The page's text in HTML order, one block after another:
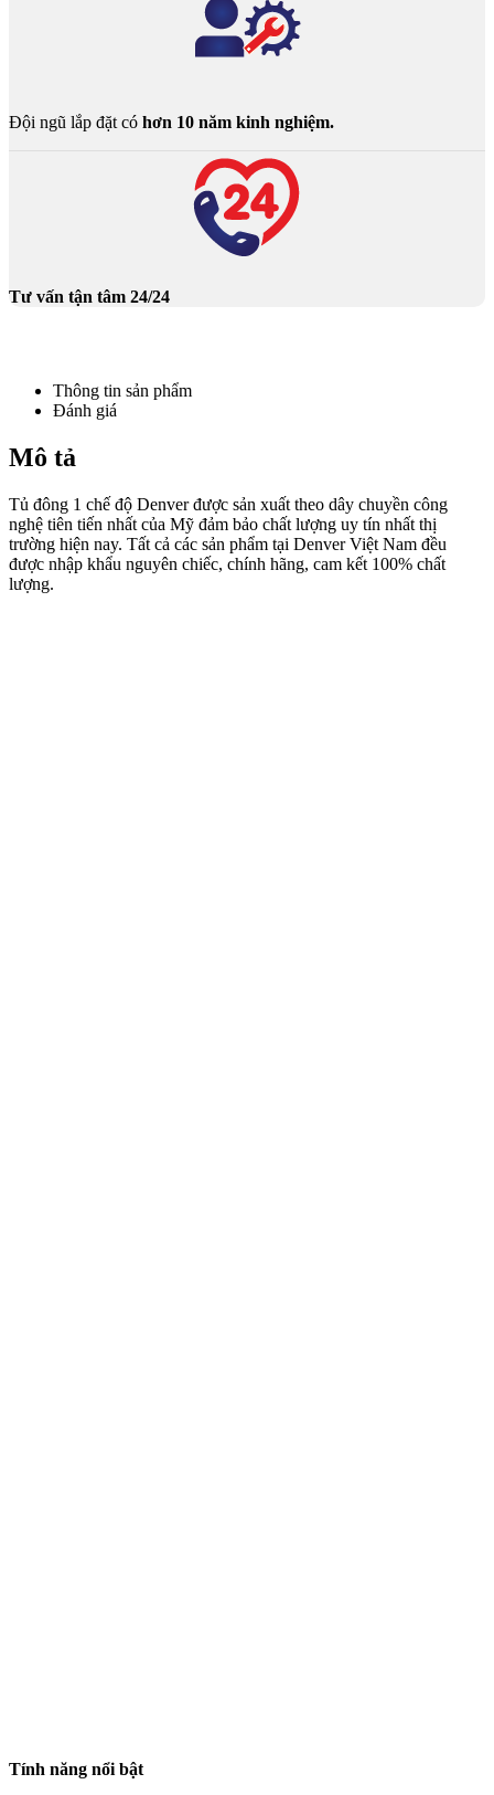
Đội ngũ lắp đặt có hơn 10 năm kinh nghiệm.
Tư vấn tận tâm 24/24
Thông tin sản phẩm
Đánh giá
Mô tả
Tủ đông 1 chế độ Denver được sản xuất theo dây chuyền công
nghệ tiên tiến nhất của Mỹ đảm bảo chất lượng uy tín nhất thị
trường hiện nay. Tất cả các sản phẩm tại Denver Việt Nam đều
được nhập khẩu nguyên chiếc, chính hãng, cam kết 100% chất
lượng.
Tính năng nổi bật